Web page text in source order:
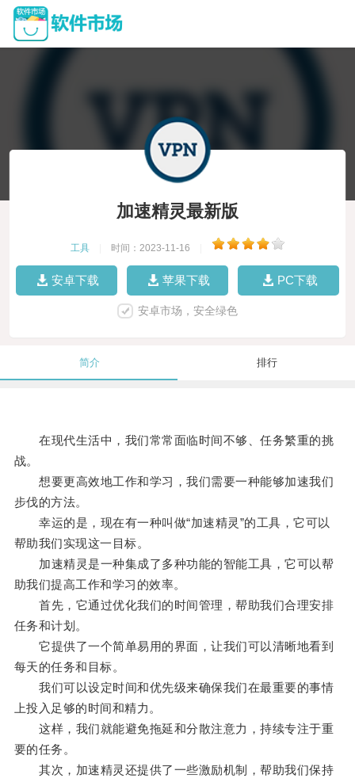
加速精灵最新版
工具 时间：2023-11-16
安卓下载 苹果下载 PC下载
安卓市场，安全绿色
简介 排行
在现代生活中，我们常常面临时间不够、任务繁重的挑
战。
想要更高效地工作和学习，我们需要一种能够加速我们
步伐的方法。
幸运的是，现在有一种叫做“加速精灵”的工具，它可以
帮助我们实现这一目标。
加速精灵是一种集成了多种功能的智能工具，它可以帮
助我们提高工作和学习的效率。
首先，它通过优化我们的时间管理，帮助我们合理安排
任务和计划。
它提供了一个简单易用的界面，让我们可以清晰地看到
每天的任务和目标。
我们可以设定时间和优先级来确保我们在最重要的事情
上投入足够的时间和精力。
这样，我们就能避免拖延和分散注意力，持续专注于重
要的任务。
其次，加速精灵还提供了一些激励机制，帮助我们保持